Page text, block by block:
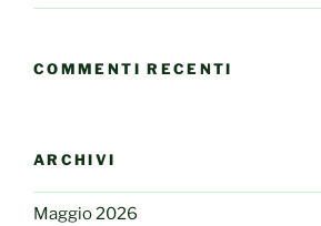
COMMENTI RECENTI
ARCHIVI
Maggio 2026